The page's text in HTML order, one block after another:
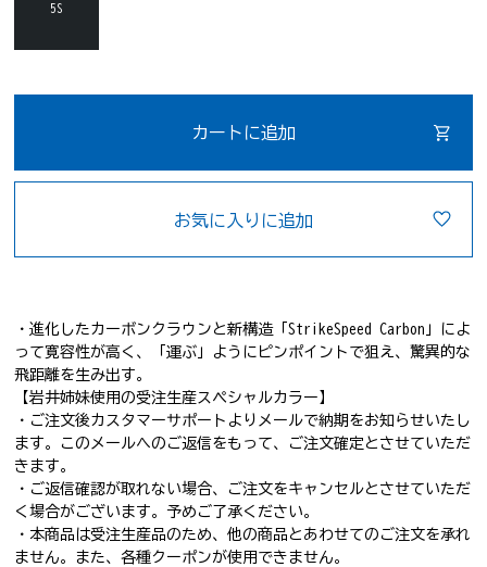
5S
カートに追加
お気に入りに追加
・進化したカーボンクラウンと新構造「StrikeSpeed Carbon」によ
って寛容性が高く、「運ぶ」ようにピンポイントで狙え、驚異的な
飛距離を生み出す。
【岩井姉妹使用の受注生産スペシャルカラー】
・ご注文後カスタマーサポートよりメールで納期をお知らせいたし
ます。このメールへのご返信をもって、ご注文確定とさせていただ
きます。
・ご返信確認が取れない場合、ご注文をキャンセルとさせていただ
く場合がございます。予めご了承ください。
・本商品は受注生産品のため、他の商品とあわせてのご注文を承れ
ません。また、各種クーポンが使用できません。